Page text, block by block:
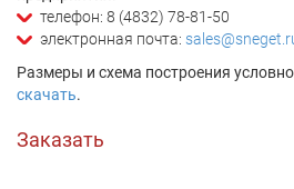
телефон: 8 (4832) 78-81-50
электронная почта:
Размеры и схема построения
скачать.
Заказать